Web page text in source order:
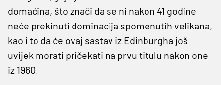
domaćina, što znači da se ni nakon 41 godine
neće prekinuti dominacija spomenutih velikana,
kao i to da će ovaj sastav iz Edinburgha još
uvijek morati pričekati na prvu titulu nakon one
iz 1960.